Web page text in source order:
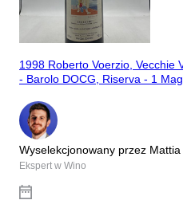
1998 Roberto Voerzio, Vecchie
- Barolo DOCG, Riserva - 1
Wyselekcjonowany przez Mattia
Ekspert w Wino